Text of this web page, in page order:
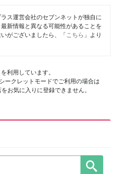
ス運営会社のセブンネットが独自に
新情報と異なる可能性があることを
がございましたら、「 こちら 」より
を利用しています。
ークレットモードでご利用の場合は
お気に入りに登録できません。